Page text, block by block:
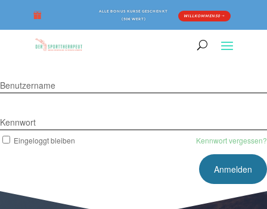
ALLE BONUS KURSE GESCHENKT
(50€ WERT)
WILLKOMMEN50
Benutzername
Kennwort
Eingeloggt bleiben Kennwort vergessen?